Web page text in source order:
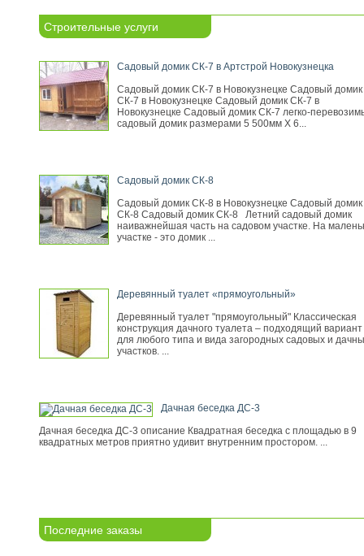
Строительные услуги
Садовый домик СК-7 в Артстрой Новокузнецка
Садовый домик СК-7 в Новокузнецке Садовый домик
СК-7 в Новокузнецке Садовый домик СК-7 в
Новокузнецке Садовый домик СК-7 легко-
садовый домик размерами 5 500мм Х 6...
Садовый домик СК-8
Садовый домик СК-8 в Новокузнецке Садовый домик
СК-8 Садовый домик СК-8 Летний садовый домик
наиважнейшая часть на садовом участке. На
участке - это домик ...
Деревянный туалет «прямоугольный»
Деревянный туалет "прямоугольный" Классическая
конструкция дачного туалета – подходящий вариант
для любого типа и вида загородных садовых и
участков. ...
Дачная беседка ДС-3
Дачная беседка ДС-3 описание Квадратная беседка с площадью в 9
квадратных метров приятно удивит внутренним простором. ...
Последние заказы